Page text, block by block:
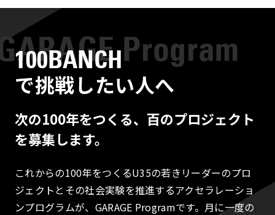
100BANCH
で挑戦したい人へ
次の100年をつくる、百のプロジェクト
を募集します。
これからの100年をつくるU35の若きリーダーのプロ
ジェクトとその社会実験を推進するアクセラレーショ
ンプログラムが、GARAGE Programです。月に一度の